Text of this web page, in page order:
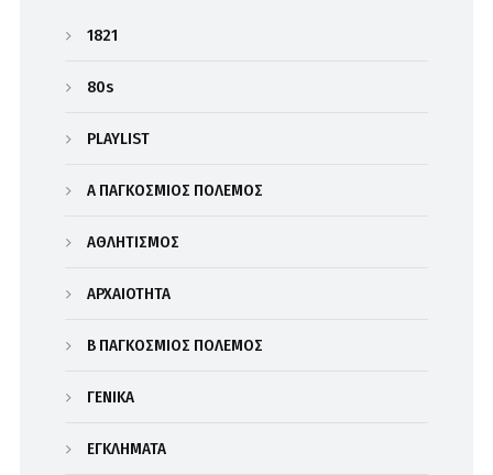
1821
80s
PLAYLIST
Α΄ ΠΑΓΚΟΣΜΙΟΣ ΠΟΛΕΜΟΣ
ΑΘΛΗΤΙΣΜΟΣ
ΑΡΧΑΙΟΤΗΤΑ
Β΄ ΠΑΓΚΟΣΜΙΟΣ ΠΟΛΕΜΟΣ
ΓΕΝΙΚΑ
ΕΓΚΛΗΜΑΤΑ